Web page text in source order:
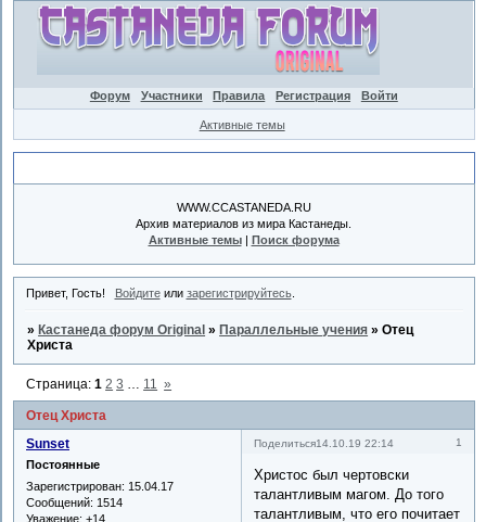
Форум Участники Правила Регистрация Войти
Активные темы
WWW.CCASTANEDA.RU
Архив материалов из мира Кастанеды.
Активные темы| Поиск форума
Привет, Гость! Войдитеили зарегистрируйтесь.
» Кастанеда форум Original » Параллельные учения »Отец
Христа
Отец Христа
Страница:1 2 3 11 »
Поделиться 1
14.10.19 22:14
Sunset
Постоянные
Зарегистрирован: 15.04.17
Сообщений: 1514
Уважение: +14
Христос был чертовски
талантливым магом. До того
талантливым, что его почитает